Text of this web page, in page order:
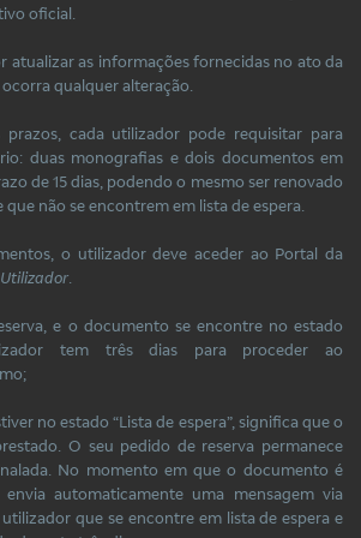
oficial.
atualizar as informações fornecidas no ato da
qualquer alteração.
prazos, cada utilizador pode requisitar para
duas monografias e dois documentos em
de 15 dias, podendo o mesmo ser renovado
não se encontrem em lista de espera.
o utilizador deve aceder ao Portal da
e o documento se encontre no estado
tem três dias para proceder ao
no estado “Lista de espera”, significa que o
O seu pedido de reserva permanece
No momento em que o documento é
automaticamente uma mensagem via
que se encontre em lista de espera e